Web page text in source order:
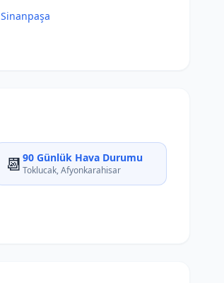
Sinanpaşa
📆90 Günlük Hava Durumu
Toklucak, Afyonkarahisar